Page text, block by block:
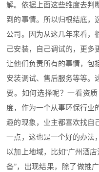
解。依据上面这些维度去判
到的事情。所以归根结底，
公司。因为从这几年来看，
己安装，自己调试的，更多
让他们负责所有的事情，包
安装调试、售后服务等等。
要。如何选择呢？一看资
度，作为一个从事环保行业
趣的现象，业主都喜欢找自
一点，这也是一个好的办法
以加上地域，比如“广州酒
备”，出现结果，除了做推